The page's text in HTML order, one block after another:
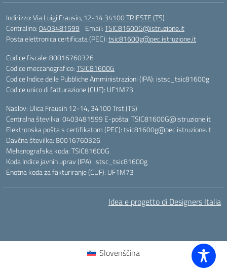
Indirizzo:Via Luigi Frausin, 12-14 34100 TRIESTE (TS)
Centralino:0403481599 Email:TSIC81600G@istruzione.it
Posta elettronica certificata (PEC):tsic81600g@pec.istruzione.it
Codice fiscale: 80016760326
Codice meccanografico:TSIC81600G
Codice Indice delle Pubbliche Amministrazioni (IPA): istsc_tsic81600g
Codice unico di fatturazione (CUF): UF1M73
Naslov: Ulica Frausin 12-14, 34100 Trst (TS)
Centralna številka: 0403481599 E-pošta: TSIC81600G@istruzione.it
Elektronska pošta s certifikatom (PEC): tsic81600g@pec.istruzione.it
Davčna številka: 80016760326
Mehanografska koda: TSIC81600G
Koda Indice javnih uprav (IPA): istsc_tsic81600g
Enotna koda za fakturiranje (CUF): UF1M73
Idea e progetto di Designers Italia
Slovenščina